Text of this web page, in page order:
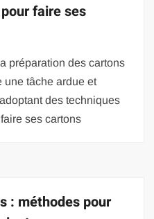
faire ses
préparation des cartons
une tâche ardue et
des techniques
ses cartons
: méthodes pour